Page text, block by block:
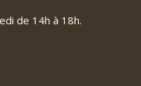
de 14h à 18h.